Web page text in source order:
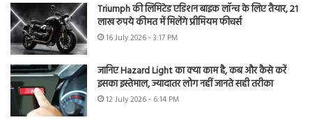
Triumph की लिमिटेड एडिशन बाइक लॉन्च के लिए तैयार, 21
लाख रुपये कीमत में मिलेंगे प्रीमियम फीचर्स
16 July 2026 - 3:17 PM
जानिए Hazard Light का क्या काम है, कब और कैसे करें
इसका इस्तेमाल, ज्यादातर लोग नहीं जानते सही तरीका
12 July 2026 - 6:14 PM